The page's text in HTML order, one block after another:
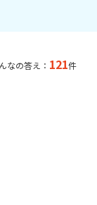
なの答え： 121件